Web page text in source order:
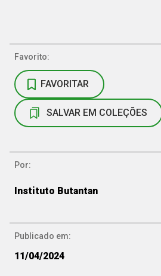
Favorito:
FAVORITAR
SALVAR EM COLEÇÕES
Por:
Instituto Butantan
Publicado em:
11/04/2024